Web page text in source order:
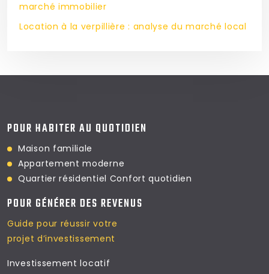
marché immobilier
Location à la verpillière : analyse du marché local
POUR HABITER AU QUOTIDIEN
Maison familiale
Appartement moderne
Quartier résidentiel Confort quotidien
POUR GÉNÉRER DES REVENUS
Guide pour réussir votre
projet d’investissement
Investissement locatif